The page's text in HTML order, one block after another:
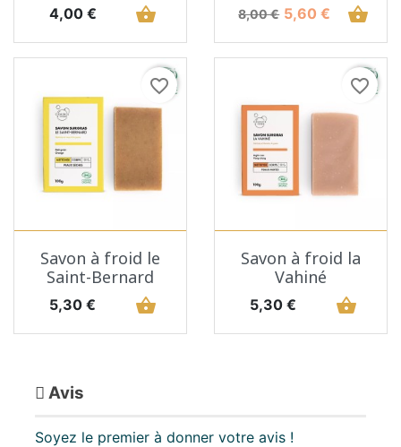
Prix
4,00 € shopping_basket Prix de base
8,00 € Prix
5,60 € shopping_basket
favorite_border
Savon à froid le
Saint-Bernard
Prix
5,30 € shopping_basket
favorite_border
Savon à froid la
Vahiné
Prix
5,30 € shopping_basket
Avis
Soyez le premier à donner votre avis !